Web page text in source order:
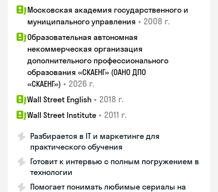
Московская академия государственного и
муниципального управления • 2008 г.
Образовательная автономная
некоммерческая организация
дополнительного профессионального
образования «СКАЕНГ» (ОАНО ДПО
«СКАЕНГ») • 2026 г.
Wall Street English • 2018 г.
Wall Street Institute • 2011 г.
Разбирается в IT и маркетинге для
практического обучения
Готовит к интервью с полным погружением в
технологии
Помогает понимать любимые сериалы на